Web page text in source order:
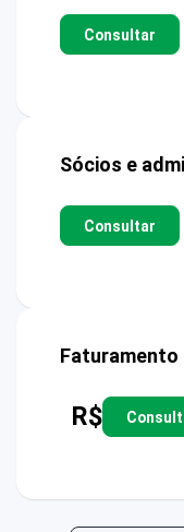
Consultar
Sócios e
Consultar
Faturamento
R$